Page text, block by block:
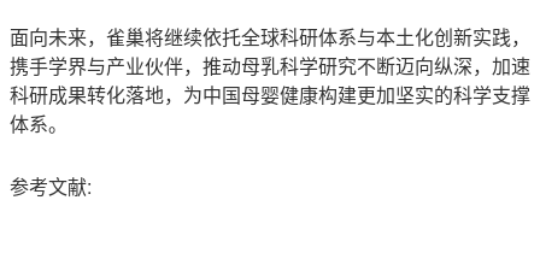
面向未来，雀巢将继续依托全球科研体系与本土化创新实践，
携手学界与产业伙伴，推动母乳科学研究不断迈向纵深，加速
科研成果转化落地，为中国母婴健康构建更加坚实的科学支撑
体系。
参考文献: